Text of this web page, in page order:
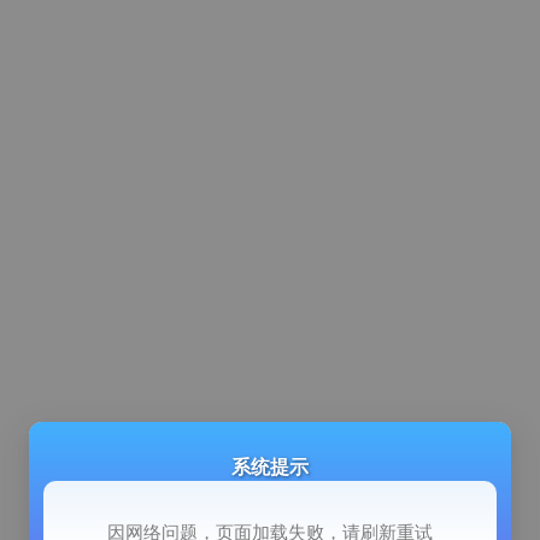
系统提示
因网络问题，页面加载失败，请刷新重试